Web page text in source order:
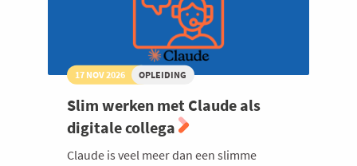
17 NOV 2026 OPLEIDING
Slim werken met Claude als
digitale collega
Claude is veel meer dan een slimme